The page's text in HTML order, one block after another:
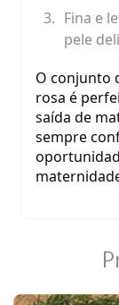
Fina e
pele
O conjunto
rosa é
saída de
sempre